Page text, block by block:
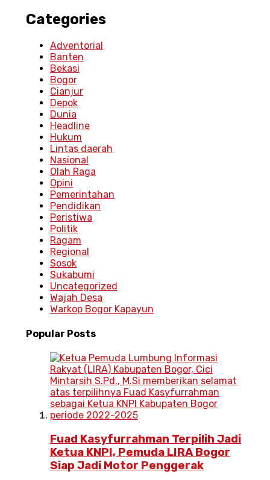
Categories
Adventorial
Banten
Bekasi
Bogor
Cianjur
Depok
Dunia
Headline
Hukum
Lintas daerah
Nasional
Olah Raga
Opini
Pemerintahan
Pendidikan
Peristiwa
Politik
Ragam
Regional
Sosok
Sukabumi
Uncategorized
Wajah Desa
Warkop Bogor Kapayun
Popular Posts
Fuad Kasyfurrahman Terpilih Jadi
Ketua KNPI, Pemuda LIRA Bogor
Siap Jadi Motor Penggerak